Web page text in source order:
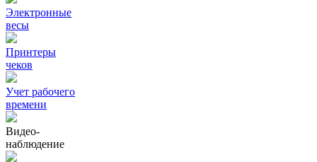
Электронные
весы
Принтеры
чеков
Учет рабочего
времени
Видео‑
наблюдение